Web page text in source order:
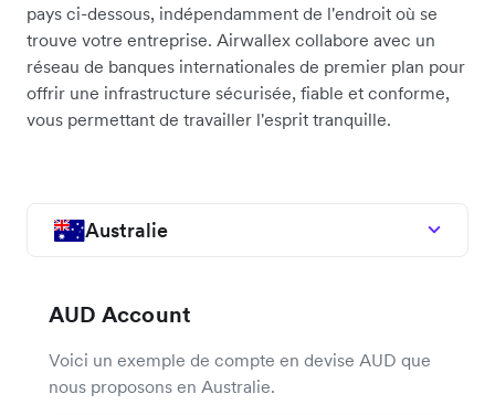
pays ci-dessous, indépendamment de l'endroit où se
trouve votre entreprise. Airwallex collabore avec un
réseau de banques internationales de premier plan pour
offrir une infrastructure sécurisée, fiable et conforme,
vous permettant de travailler l'esprit tranquille.
Australie
AUD Account
Voici un exemple de compte en devise AUD que
nous proposons en Australie.